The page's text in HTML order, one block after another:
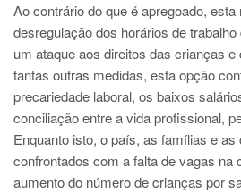
Ao contrário do que é apregoado,
desregulação dos horários de
um ataque aos direitos das crianças
tantas outras medidas, esta opção
precariedade laboral, os baixos
conciliação entre a vida profissional,
Enquanto isto, o país, as famílias e
confrontados com a falta de vagas na
aumento do número de crianças por